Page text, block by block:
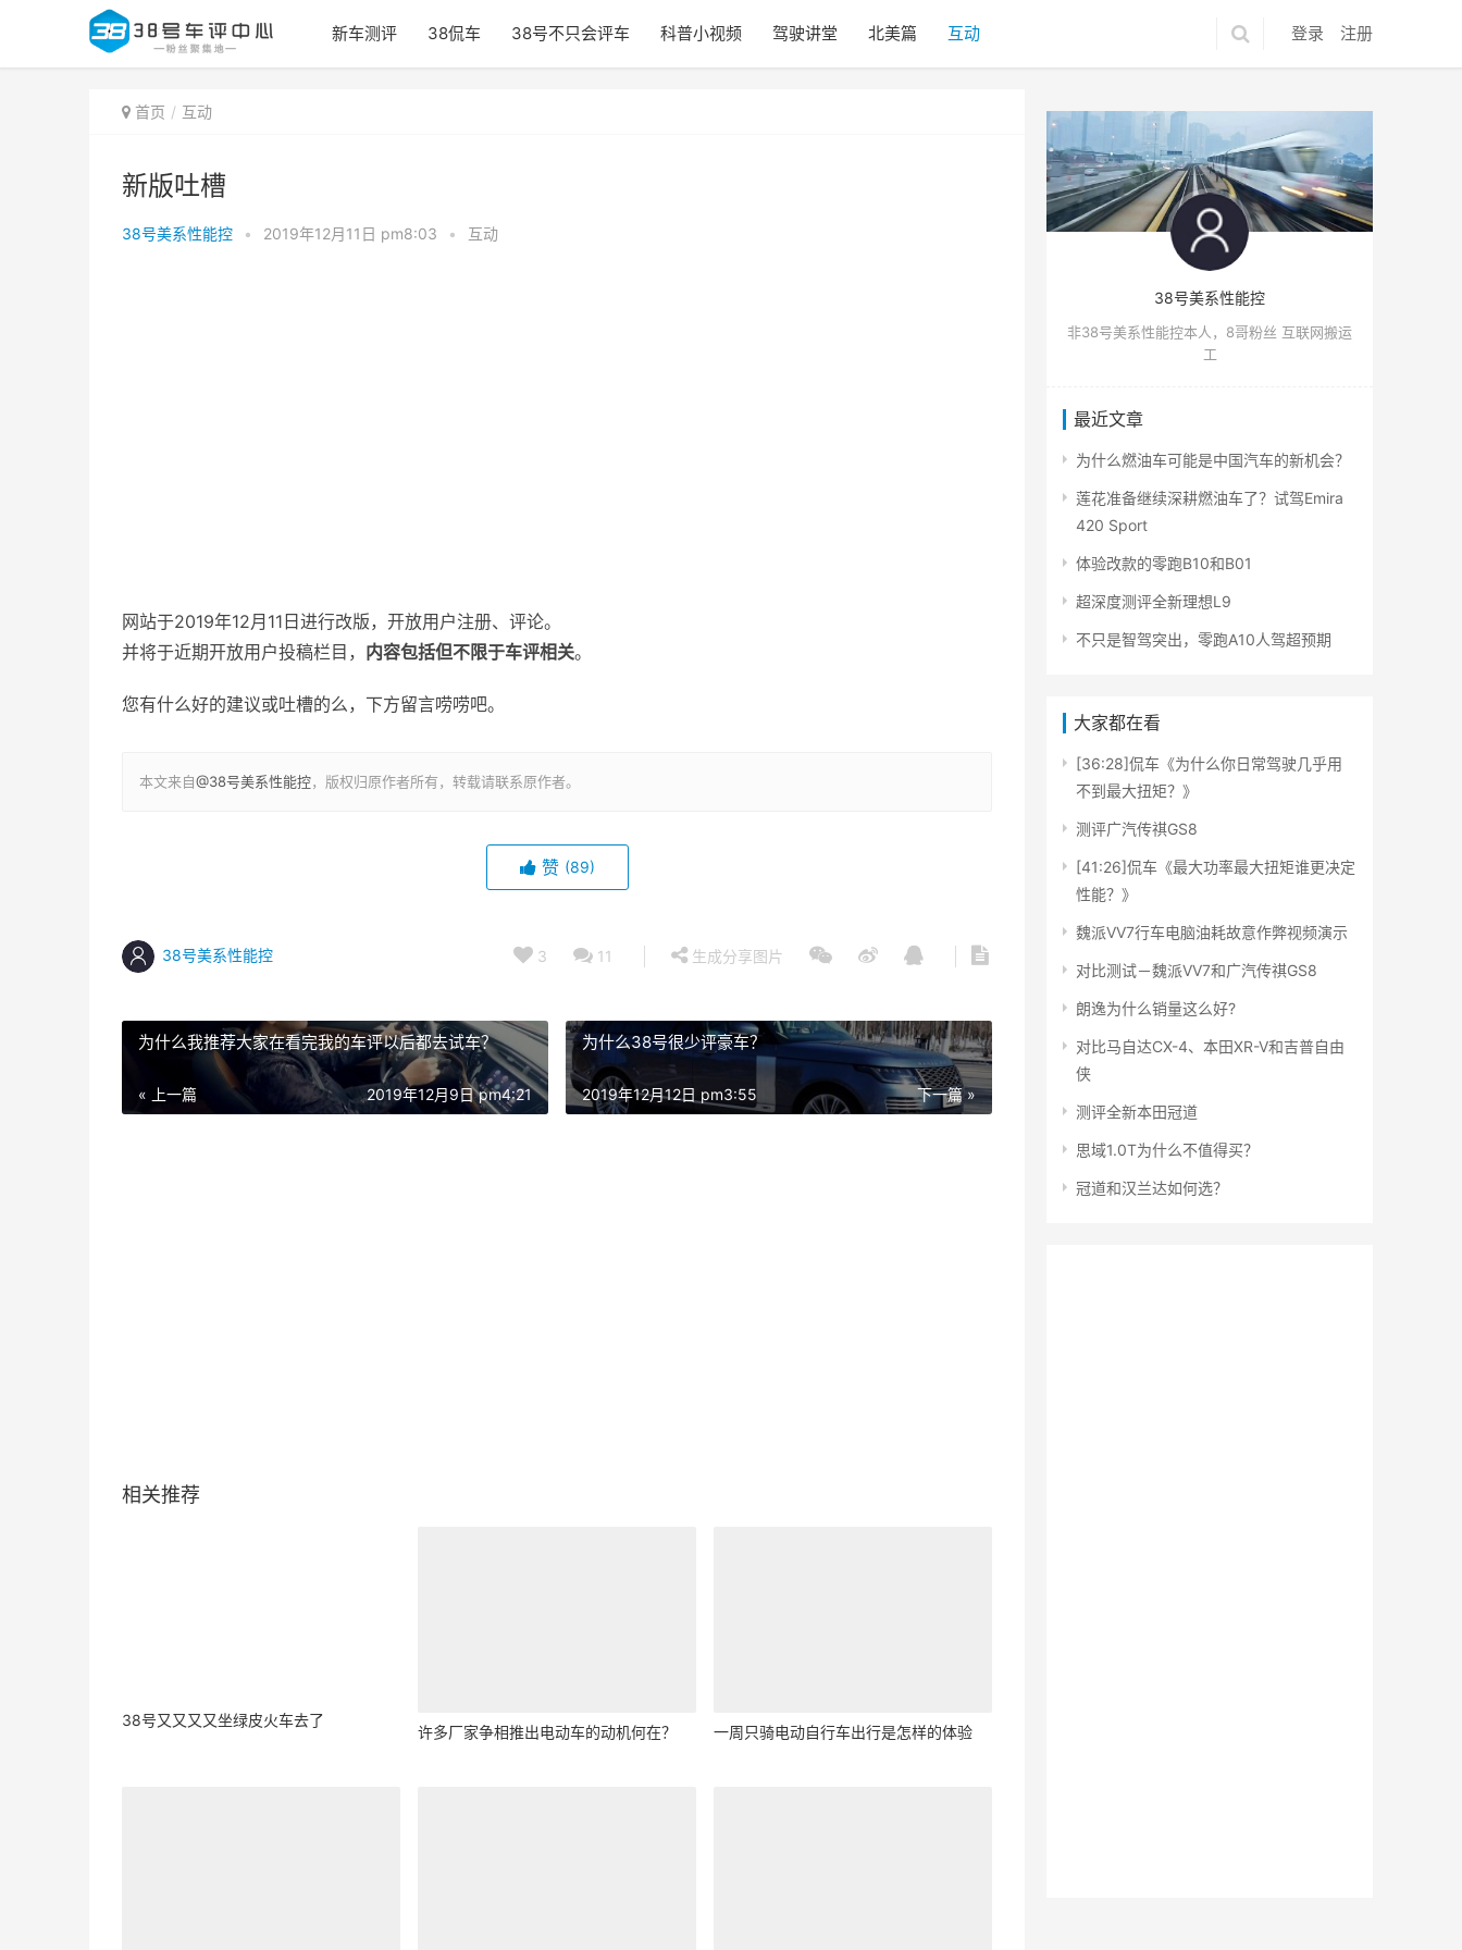
新车测评 38侃车 38号不只会评车 科普小视频 驾驶讲堂 北美篇 互动 登录 注册
首页 互动
新版吐槽
38号美系性能控 • 2019年12月11日 pm8:03 • 互动
网站于2019年12月11日进行改版，开放用户注册、评论。
并将于近期开放用户投稿栏目， 内容包括但不限于车评相关。
您有什么好的建议或吐槽的么，下方留言唠唠吧。
本文来自@38号美系性能控，版权归原作者所有，转载请联系原作者。
赞 (89)
38号美系性能控 3 11 生成分享图片
为什么我推荐大家在看完我的车评以后都去试车？
« 上一篇 2019年12月9日 pm4:21
为什么38号很少评豪车？
下一篇 »
2019年12月12日 pm3:55
相关推荐
38号又又又又坐绿皮火车去了
38号美系性能控
非38号美系性能控本人，8哥粉丝 互联网搬运
工
最近文章
为什么燃油车可能是中国汽车的新机会？
莲花准备继续深耕燃油车了？试驾Emira
420 Sport
体验改款的零跑B10和B01
超深度测评全新理想L9
不只是智驾突出，零跑A10人驾超预期
大家都在看
[36:28]侃车《为什么你日常驾驶几乎用
不到最大扭矩？》
测评广汽传祺GS8
[41:26]侃车《最大功率最大扭矩谁更决定
性能？》
魏派VV7行车电脑油耗故意作弊视频演示
对比测试－魏派VV7和广汽传祺GS8
朗逸为什么销量这么好?
对比马自达CX-4、本田XR-V和吉普自由
侠
测评全新本田冠道
思域1.0T为什么不值得买？
冠道和汉兰达如何选？